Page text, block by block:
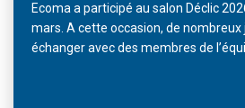
Ecoma a participé au salon Déclic
mars. A cette occasion, de nombreux
échanger avec des membres de